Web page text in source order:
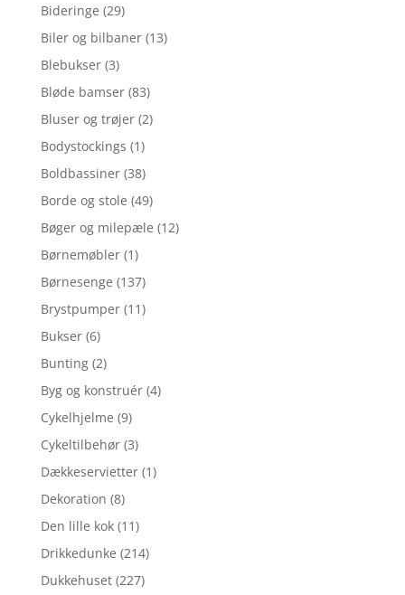
Bideringe (29)
Biler og bilbaner (13)
Blebukser (3)
Bløde bamser (83)
Bluser og trøjer (2)
Bodystockings (1)
Boldbassiner (38)
Borde og stole (49)
Bøger og milepæle (12)
Børnemøbler (1)
Børnesenge (137)
Brystpumper (11)
Bukser (6)
Bunting (2)
Byg og konstruér (4)
Cykelhjelme (9)
Cykeltilbehør (3)
Dækkeservietter (1)
Dekoration (8)
Den lille kok (11)
Drikkedunke (214)
Dukkehuset (227)